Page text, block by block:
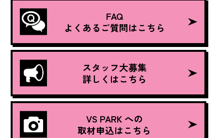
FAQ
よくあるご質問はこちら
スタッフ大募集
詳しくはこちら
VS PARK への
取材申込はこちら